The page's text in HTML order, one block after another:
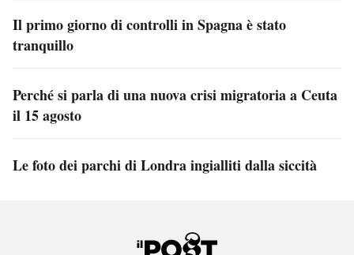
Il primo giorno di controlli in Spagna è stato
tranquillo
Perché si parla di una nuova crisi migratoria a Ceuta
il 15 agosto
Le foto dei parchi di Londra ingialliti dalla siccità